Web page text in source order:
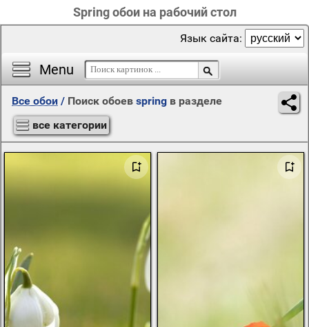
Spring обои на рабочий стол
Menu
Язык сайта:
Все обои / Поиск обоев spring в разделе
все категории